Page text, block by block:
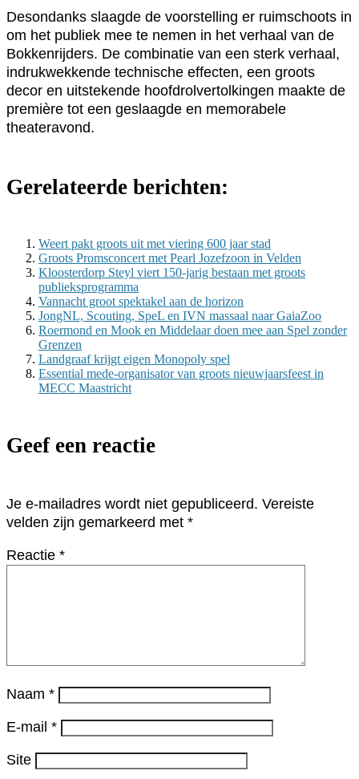
Desondanks slaagde de voorstelling er ruimschoots in
om het publiek mee te nemen in het verhaal van de
Bokkenrijders. De combinatie van een sterk verhaal,
indrukwekkende technische effecten, een groots
decor en uitstekende hoofdrolvertolkingen maakte de
première tot een geslaagde en memorabele
theateravond.
Gerelateerde berichten:
Weert pakt groots uit met viering 600 jaar stad
Groots Promsconcert met Pearl Jozefzoon in Velden
Kloosterdorp Steyl viert 150-jarig bestaan met groots
publieksprogramma
Vannacht groot spektakel aan de horizon
JongNL, Scouting, SpeL en IVN massaal naar GaiaZoo
Roermond en Mook en Middelaar doen mee aan Spel zonder
Grenzen
Landgraaf krijgt eigen Monopoly spel
Essential mede-organisator van groots nieuwjaarsfeest in
MECC Maastricht
Geef een reactie
Je e-mailadres wordt niet gepubliceerd. Vereiste
velden zijn gemarkeerd met *
Reactie *
Naam *
E-mail *
Site